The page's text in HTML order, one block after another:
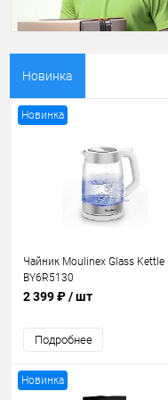
Новинка
Новинка
Чайник Moulinex Glass Kettle
BY6R5130
2 399 ₽/ шт
Подробнее
Новинка